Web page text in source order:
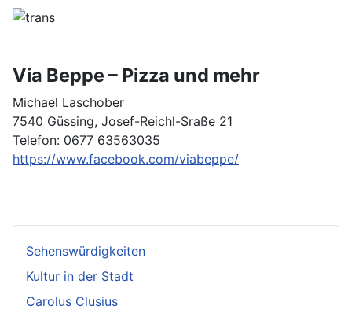
Sehenswürdigkeiten
Kultur in der Stadt
Carolus Clusius
Via Beppe – Pizza und mehr
Michael Laschober
7540 Güssing, Josef-Reichl-Sraße 21
Telefon: 0677 63563035
https://www.facebook.com/viabeppe/